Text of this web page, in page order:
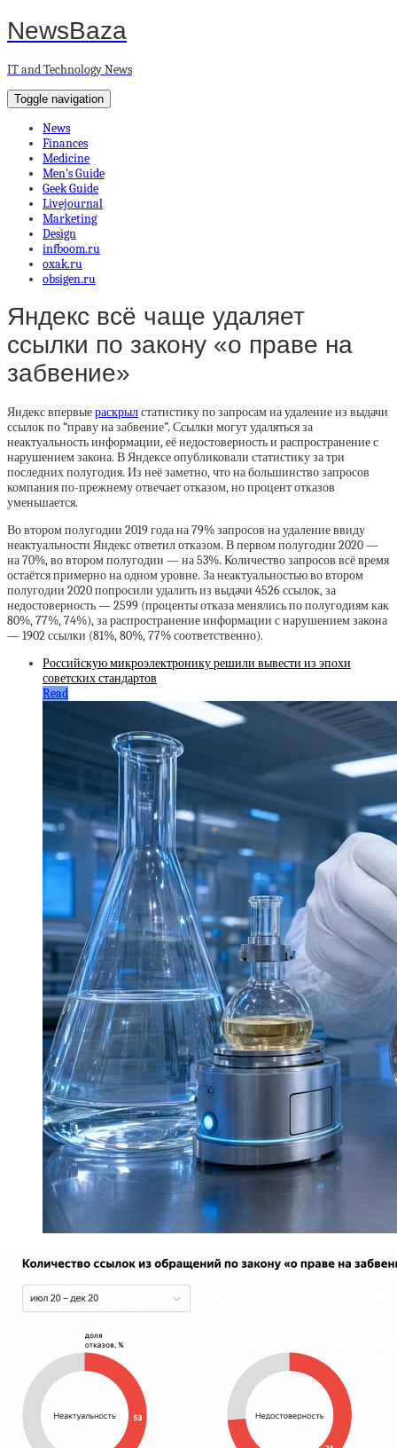
NewsBaza
IT and Technology News
Toggle navigation
News
Finances
Medicine
Men’s Guide
Geek Guide
Livejournal
Marketing
Design
infboom.ru
oxak.ru
obsigen.ru
Яндекс всё чаще удаляет
ссылки по закону «о праве на
забвение»
Яндекс впервыераскрылстатистику по запросам на удаление из выдачи
ссылок по “праву на забвение”. Ссылки могут удаляться за
неактуальность информации, её недостоверность и распространение с
нарушением закона. В Яндексе опубликовали статистику за три
последних полугодия. Из неё заметно, что на большинство запросов
компания по-прежнему отвечает отказом, но процент отказов
уменьшается.
Во втором полугодии 2019 года на 79% запросов на удаление ввиду
неактуальности Яндекс ответил отказом. В первом полугодии 2020 —
на 70%, во втором полугодии — на 53%. Количество запросов всё время
остаётся примерно на одном уровне. За неактуальностью во втором
полугодии 2020 попросили удалить из выдачи 4526 ссылок, за
недостоверность — 2599 (проценты отказа менялись по полугодиям как
80%, 77%, 74%), за распространение информации с нарушением закона
— 1902 ссылки (81%, 80%, 77% соответственно).
Российскую микроэлектронику решили вывести из эпохи
советских стандартов
Read